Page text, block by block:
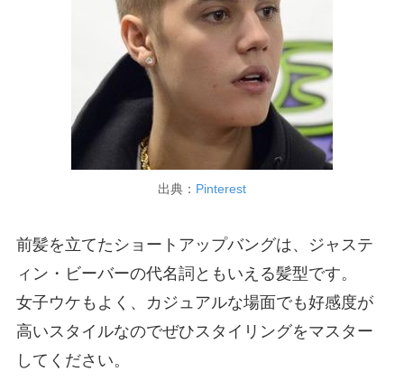
出典： Pinterest
前髪を立てたショートアップバングは、ジャステ
ィン・ビーバーの代名詞ともいえる髪型です。
女子ウケもよく、カジュアルな場面でも好感度が
高いスタイルなのでぜひスタイリングをマスター
してください。